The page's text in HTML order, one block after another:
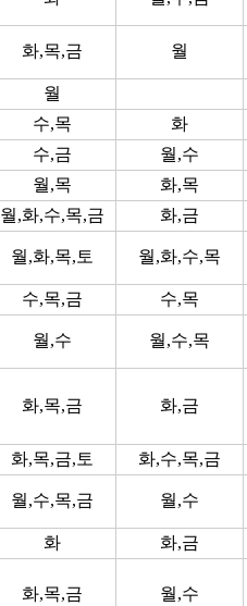
화,목,금 월
월
수,목
화
수,금
월,수
월,목 화,목
월,화,수,목,금 화,금
월,화,목,토 월,화,수,목
수,목,금 수,목
월,수 월,수,목
화,목,금 화,금
화,목,금,토 화,수,목,금
월,수,목,금 월,수
화
화,금
화,목,금 월,수